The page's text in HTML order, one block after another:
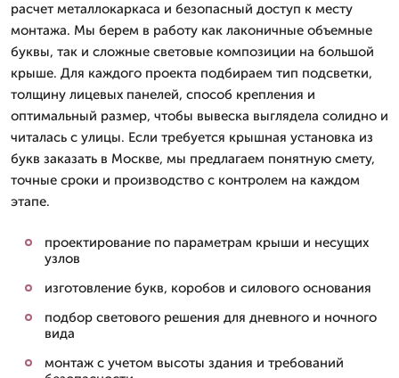
расчет металлокаркаса и безопасный доступ к месту
монтажа. Мы берем в работу как лаконичные объемные
буквы, так и сложные световые композиции на большой
крыше. Для каждого проекта подбираем тип подсветки,
толщину лицевых панелей, способ крепления и
оптимальный размер, чтобы вывеска выглядела солидно и
читалась с улицы. Если требуется крышная установка из
букв заказать в Москве, мы предлагаем понятную смету,
точные сроки и производство с контролем на каждом
этапе.
проектирование по параметрам крыши и несущих
узлов
изготовление букв, коробов и силового основания
подбор светового решения для дневного и ночного
вида
монтаж с учетом высоты здания и требований